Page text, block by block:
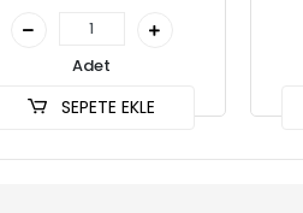
Adet
SEPETE EKLE